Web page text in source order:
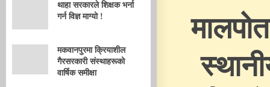
थाहा सरकारले शिक्षक भर्ना
गर्न विज्ञ माग्यो !
मकवानपुरमा क्रियाशील
गैरसरकारी संस्थाहरूको
वार्षिक समीक्षा